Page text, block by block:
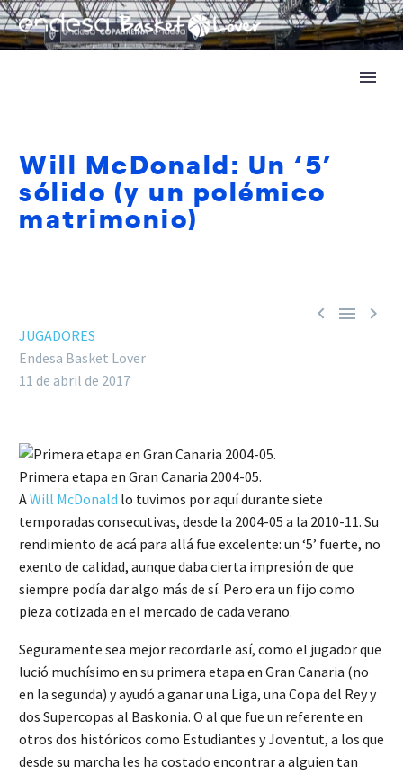
Will McDonald: Un ‘5’
sólido (y un polémico
matrimonio)
  
JUGADORES
Endesa Basket Lover
11 de abril de 2017
Primera etapa en Gran Canaria 2004-05.
AWill McDonald lo tuvimos por aquí durante siete
temporadas consecutivas, desde la 2004-05 a la 2010-11. Su
rendimiento de acá para allá fue excelente: un ‘5’ fuerte, no
exento de calidad, aunque daba cierta impresión de que
siempre podía dar algo más de sí. Pero era un fijo como
pieza cotizada en el mercado de cada verano.
Seguramente sea mejor recordarle así, como el jugador que
lució muchísimo en su primera etapa en Gran Canaria (no
en la segunda) y ayudó a ganar una Liga, una Copa del Rey y
dos Supercopas al Baskonia. O al que fue un referente en
otros dos históricos como Estudiantes y Joventut, a los que
desde su marcha les ha costado encontrar a alguien tan